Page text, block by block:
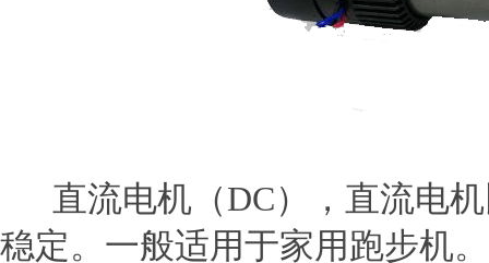
直流电机（DC），直流电
稳定。一般适用于家用跑步机